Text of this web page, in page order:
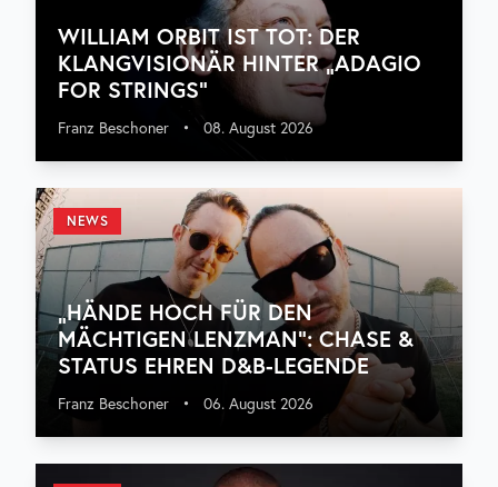
WILLIAM ORBIT IST TOT: DER
KLANGVISIONÄR HINTER „ADAGIO
FOR STRINGS“
Franz Beschoner • 08. August 2026
NEWS
„HÄNDE HOCH FÜR DEN
MÄCHTIGEN LENZMAN“: CHASE &
STATUS EHREN D&B-LEGENDE
Franz Beschoner • 06. August 2026